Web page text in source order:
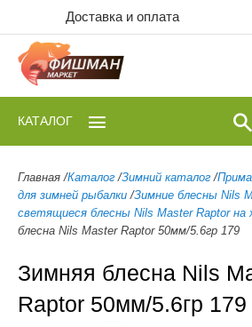
Доставка и оплата
КАТАЛОГ
Главная /Каталог /Зимний каталог /
для зимней рыбалки /Зимние блесны Nils
светящиеся блесны Nils Master Raptor на
блесна Nils Master Raptor 50мм/5.6гр 179
Зимняя блесна Nils
Raptor 50мм/5.6гр 179